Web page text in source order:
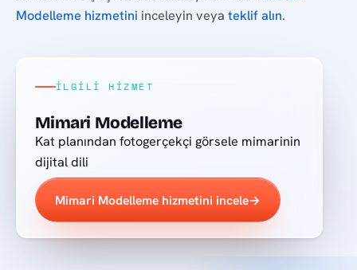
Modelleme hizmetini inceleyin veyateklif alın.
İLGILI HIZMET
Mimari Modelleme
Kat planından fotogerçekçi görsele mimarinin
dijital dili
Mimari Modelleme hizmetini incele→